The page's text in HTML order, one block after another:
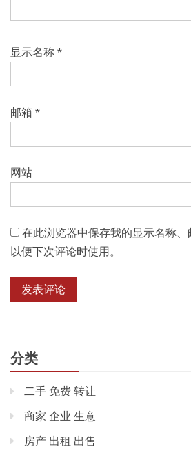
显示名称 *
邮箱 *
网站
在此浏览器中保存我的显示名称、
以便下次评论时使用。
分类
二手 免费 转让
商家 企业 生意
房产 出租 出售